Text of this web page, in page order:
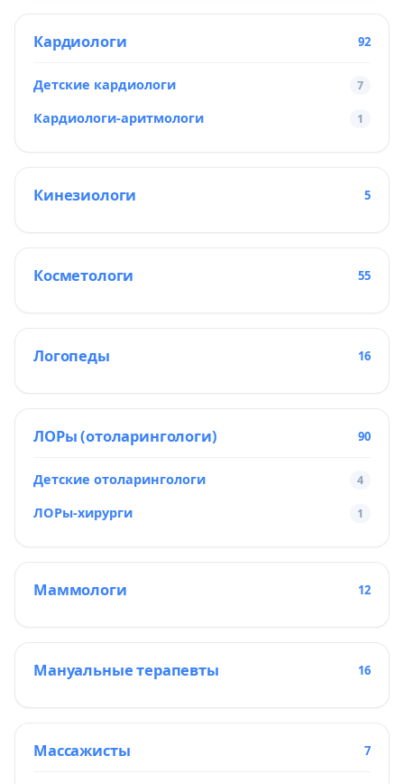
Кардиологи 92
Детские кардиологи 7
Кардиологи-аритмологи 1
Кинезиологи 5
Косметологи 55
Логопеды 16
ЛОРы (отоларингологи) 90
Детские отоларингологи 4
ЛОРы-хирурги 1
Маммологи 12
Мануальные терапевты 16
Массажисты 7